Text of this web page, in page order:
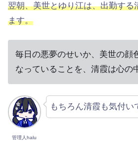
翌朝、美世とゆり江は、出勤する
ます。
毎日の悪夢のせいか、美世の顔
なっていることを、清霞は心の
管理人halu
もちろん清霞も気付い